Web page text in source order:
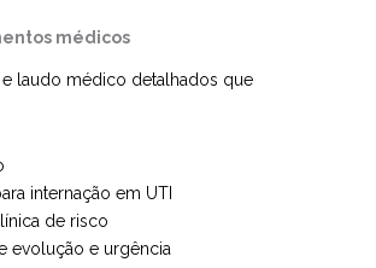
médicos
laudo médico detalhados que
internação em UTI
de risco
evolução e urgência